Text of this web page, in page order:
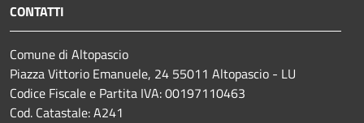
CONTATTI
Comune di Altopascio
Piazza Vittorio Emanuele, 24 55011 Altopascio - LU
Codice Fiscale e Partita IVA: 00197110463
Cod. Catastale: A241